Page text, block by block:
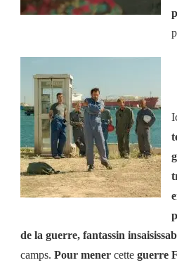
de la guerre, fantassin
camps. Pour mener cette guerre